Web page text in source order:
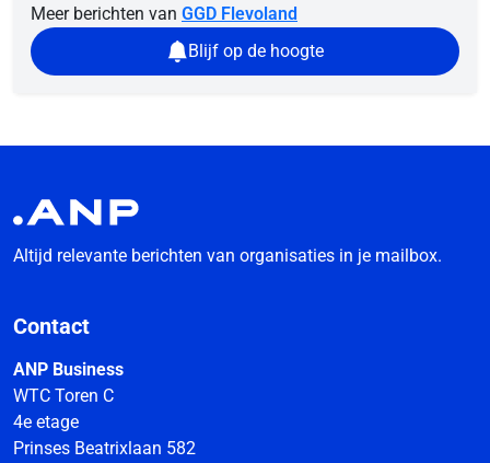
Meer berichten van GGD Flevoland
Blijf op de hoogte
Altijd relevante berichten van organisaties in je mailbox.
Contact
ANP Business
WTC Toren C
4e etage
Prinses Beatrixlaan 582